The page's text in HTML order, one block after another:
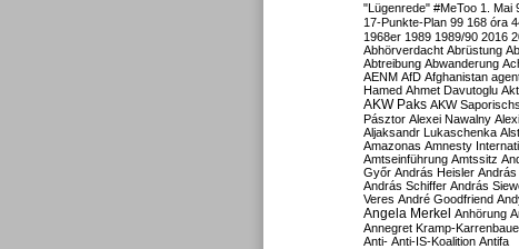
"Lügenrede" #MeToo 1. Mai
17-Punkte-Plan 99 168 óra
1968er 1989 1989/90 2016
Abhörverdacht Abrüstung
Abtreibung Abwanderung
AENM AfD Afghanistan
Hamed Ahmet Davutoglu
AKW Paks AKW
Pásztor Alexei Nawalny
Aljaksandr Lukaschenka
Amazonas Amnesty
Amtseinführung Amtssitz
Győr András Heisler
András Schiffer András
Veres André Goodfriend
Angela Merkel Anhörung
Annegret Kramp-
Anti- Anti-IS-Koalition Antifa